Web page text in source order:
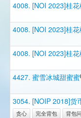
4008. [NOI 2023]桂
4008. [NOI 2023]桂
4008. [NOI 2023]桂
4427. 蜜雪冰城甜蜜蜜
3054. [NOIP 2018]货
贪心
完全背包 背包